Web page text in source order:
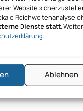
Website
Reichweitenanalyse
Dienste statt.
.
Ablehnen